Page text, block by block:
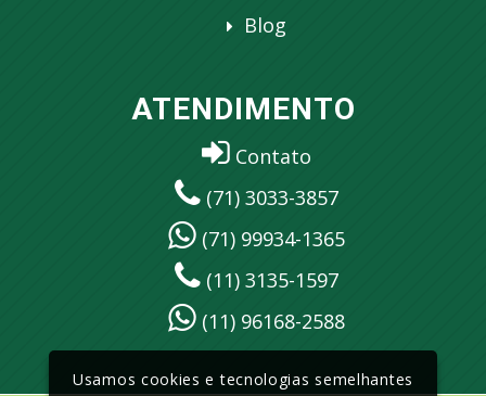
Blog
ATENDIMENTO
Contato
(71) 3033-3857
(71) 99934-1365
(11) 3135-1597
(11) 96168-2588
Usamos cookies e tecnologias semelhantes